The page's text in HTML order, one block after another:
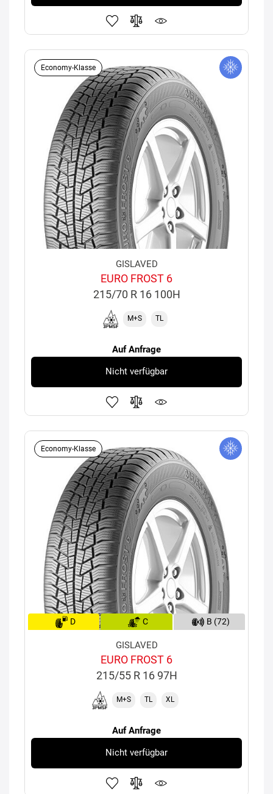
Economy-Klasse
GISLAVED
EURO FROST 6
215/70 R 16 100H
M+S TL
Auf Anfrage
Nicht verfügbar
Economy-Klasse
D C B (72)
GISLAVED
EURO FROST 6
215/55 R 16 97H
M+S TL XL
Auf Anfrage
Nicht verfügbar